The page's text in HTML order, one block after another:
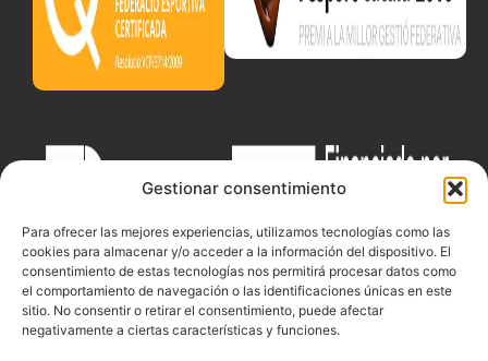
Gestionar consentimiento
Para ofrecer las mejores experiencias, utilizamos tecnologías como las
cookies para almacenar y/o acceder a la información del dispositivo. El
consentimiento de estas tecnologías nos permitirá procesar datos como
el comportamiento de navegación o las identificaciones únicas en este
sitio. No consentir o retirar el consentimiento, puede afectar
negativamente a ciertas características y funciones.